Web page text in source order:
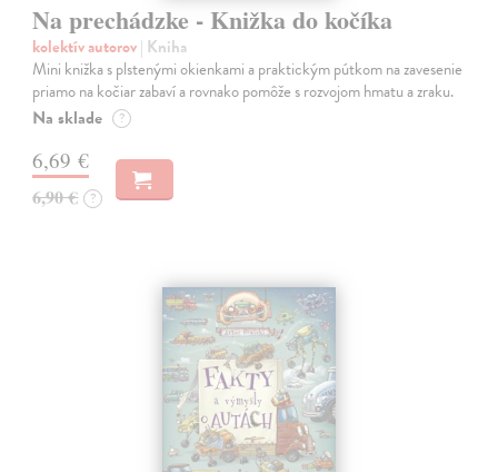
Na prechádzke - Knižka do kočíka
kolektív autorov| Kniha
Mini knižka s plstenými okienkami a praktickým pútkom na zavesenie
priamo na kočiar zabaví a rovnako pomôže s rozvojom hmatu a zraku.
Na sklade ?
6,69 €
6,90 € ?